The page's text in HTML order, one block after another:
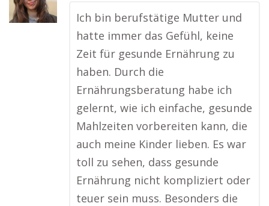
Ich bin berufstätige Mutter und
hatte immer das Gefühl, keine
Zeit für gesunde Ernährung zu
haben. Durch die
Ernährungsberatung habe ich
gelernt, wie ich einfache, gesunde
Mahlzeiten vorbereiten kann, die
auch meine Kinder lieben. Es war
toll zu sehen, dass gesunde
Ernährung nicht kompliziert oder
teuer sein muss. Besonders die